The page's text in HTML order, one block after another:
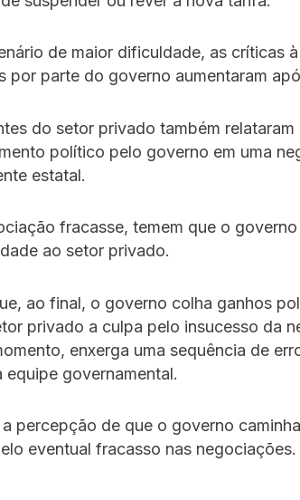
de maior dificuldade, as críticas
por parte do governo aumentaram
do setor privado também
político pelo governo em uma
estatal.
fracasse, temem que o
ao setor privado.
ao final, o governo colha ganhos
privado a culpa pelo insucesso da
enxerga uma sequência de
equipe governamental.
a percepção de que o governo
eventual fracasso nas negociações.